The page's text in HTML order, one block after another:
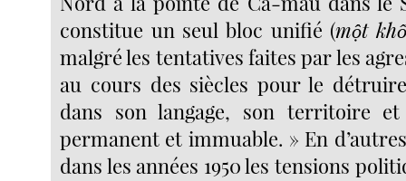
constitue un seul bloc unifié (một
malgré les tentatives faites par les
au cours des siècles pour le
dans son langage, son territoire
permanent et immuable. » En
dans les années 1950 les tensions